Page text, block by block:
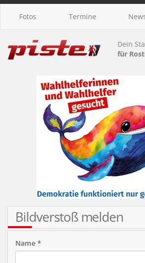
Fotos Termine
Dein
für
Bildverstoß melden
Name *